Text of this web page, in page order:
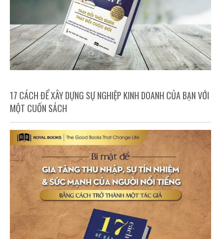
17 CÁCH ĐỂ XÂY DỰNG SỰ NGHIỆP KINH DOANH CỦA BẠN VỚI
MỘT CUỐN SÁCH